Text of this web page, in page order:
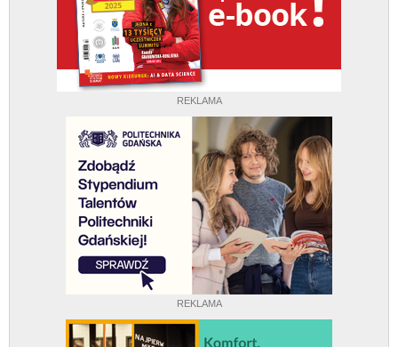
REKLAMA
REKLAMA